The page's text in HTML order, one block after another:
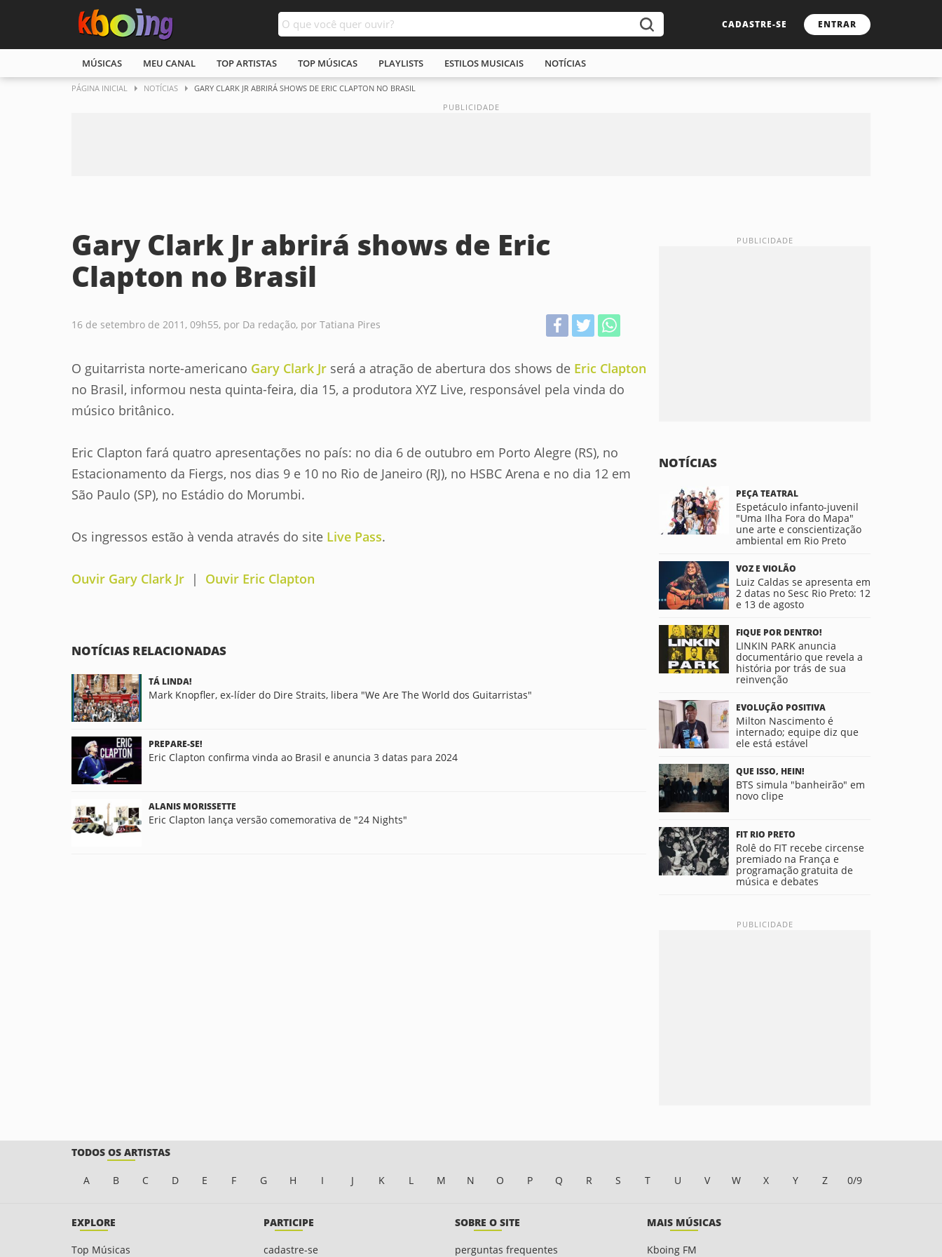
CADASTRE-SE ENTRAR
MÚSICAS MEU CANAL TOP ARTISTAS TOP MÚSICAS PLAYLISTS ESTILOS MUSICAIS NOTÍCIAS
PÁGINA INICIAL NOTÍCIAS GARY CLARK JR ABRIRÁ SHOWS DE ERIC CLAPTON NO BRASIL
Gary Clark Jr abrirá shows de Eric
Clapton no Brasil
16 de setembro de 2011, 09h55, por Da redação, por Tatiana Pires
O guitarrista norte-americano Gary Clark Jr será a atração de abertura dos shows de Eric Clapton
no Brasil, informou nesta quinta-feira, dia 15, a produtora XYZ Live, responsável pela vinda do
músico britânico.
Eric Clapton fará quatro apresentações no país: no dia 6 de outubro em Porto Alegre (RS), no
Estacionamento da Fiergs, nos dias 9 e 10 no Rio de Janeiro (RJ), no HSBC Arena e no dia 12 em
São Paulo (SP), no Estádio do Morumbi.
Os ingressos estão à venda através do site Live Pass.
Ouvir Gary Clark Jr | Ouvir Eric Clapton
NOTÍCIAS RELACIONADAS
TÁ LINDA!
Mark Knopfler, ex-líder do Dire Straits, libera "We Are The World dos Guitarristas"
PREPARE-SE!
Eric Clapton confirma vinda ao Brasil e anuncia 3 datas para 2024
ALANIS MORISSETTE
Eric Clapton lança versão comemorativa de "24 Nights"
NOTÍCIAS
PEÇA TEATRAL
Espetáculo infanto-juvenil
"Uma Ilha Fora do Mapa"
une arte e conscientização
ambiental em Rio Preto
VOZ E VIOLÃO
Luiz Caldas se apresenta em
2 datas no Sesc Rio Preto: 12
e 13 de agosto
FIQUE POR DENTRO!
LINKIN PARK anuncia
documentário que revela a
história por trás de sua
reinvenção
EVOLUÇÃO POSITIVA
Milton Nascimento é
internado; equipe diz que
ele está estável
QUE ISSO, HEIN!
BTS simula "banheirão" em
novo clipe
FIT RIO PRETO
Rolê do FIT recebe circense
premiado na França e
programação gratuita de
música e debates
TODOS OS ARTISTAS
A B C D E F G H I J K L M N O P Q R S T U V W X Y Z 0/9
EXPLORE
Top Músicas
PARTICIPE
cadastre-se
SOBRE O SITE
perguntas frequentes
MAIS MÚSICAS
Kboing FM